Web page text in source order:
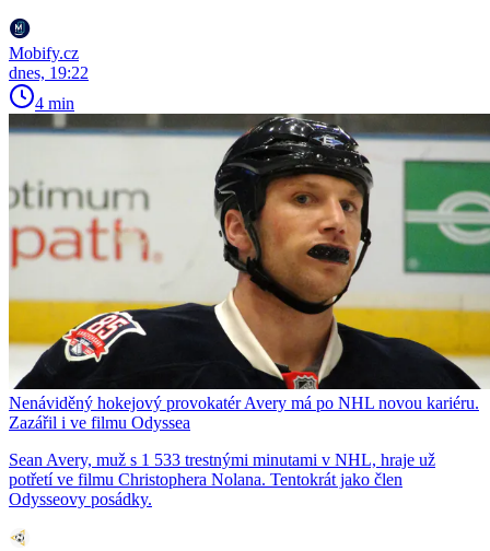
Mobify.cz
dnes, 19:22
4 min
Nenáviděný hokejový provokatér Avery má po NHL novou kariéru.
Zazářil i ve filmu Odyssea
Sean Avery, muž s 1 533 trestnými minutami v NHL, hraje už
potřetí ve filmu Christophera Nolana. Tentokrát jako člen
Odysseovy posádky.